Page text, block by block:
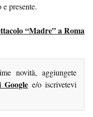
presente.
“Madre” a Roma
novità, aggiungete
e/o iscrivetevi